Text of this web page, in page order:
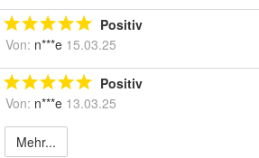
Positiv
Von: n***e 15.03.25
Positiv
Von: n***e 13.03.25
Mehr...